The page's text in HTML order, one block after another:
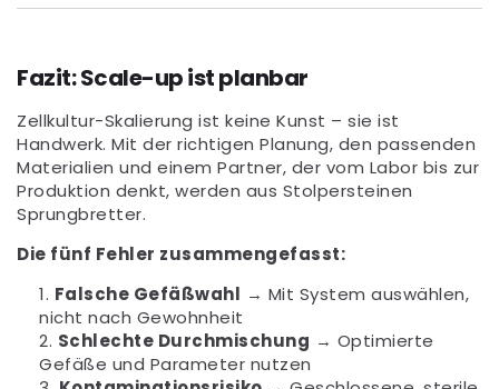
Fazit: Scale-up ist planbar
Zellkultur-Skalierung ist keine Kunst – sie ist
Handwerk. Mit der richtigen Planung, den passenden
Materialien und einem Partner, der vom Labor bis zur
Produktion denkt, werden aus Stolpersteinen
Sprungbretter.
Die fünf Fehler zusammengefasst:
Falsche Gefäßwahl → Mit System auswählen,
nicht nach Gewohnheit
Schlechte Durchmischung → Optimierte
Gefäße und Parameter nutzen